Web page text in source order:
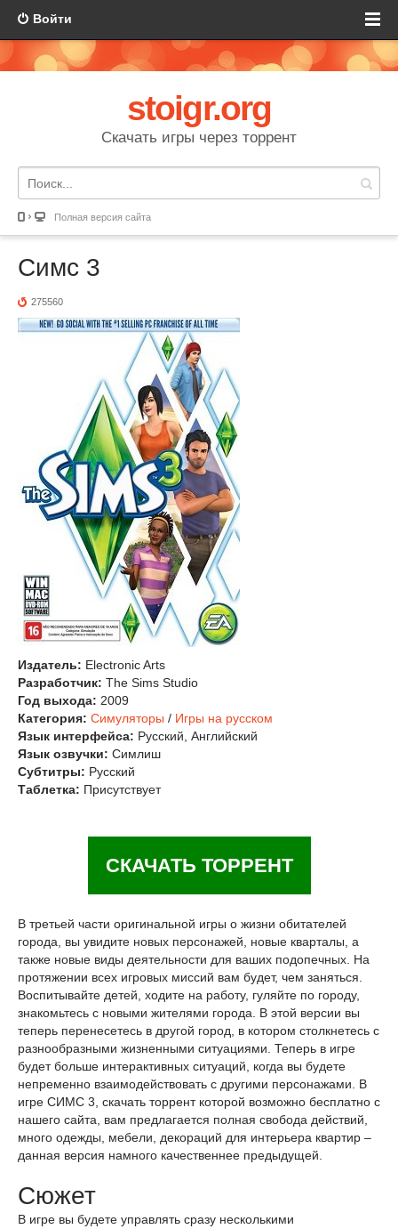
Войти
stoigr.org
Скачать игры через торрент
Полная версия сайта
Симс 3
275560
Издатель: Electronic Arts
Разработчик: The Sims Studio
Год выхода: 2009
Категория: Симуляторы / Игры на русском
Язык интерфейса: Русский, Английский
Язык озвучки: Симлиш
Субтитры: Русский
Таблетка: Присутствует
СКАЧАТЬ ТОРРЕНТ
В третьей части оригинальной игры о жизни обитателей
города, вы увидите новых персонажей, новые кварталы, а
также новые виды деятельности для ваших подопечных. На
протяжении всех игровых миссий вам будет, чем заняться.
Воспитывайте детей, ходите на работу, гуляйте по городу,
знакомьтесь с новыми жителями города. В этой версии вы
теперь перенесетесь в другой город, в котором столкнетесь с
разнообразными жизненными ситуациями. Теперь в игре
будет больше интерактивных ситуаций, когда вы будете
непременно взаимодействовать с другими персонажами. В
игре СИМС 3, скачать торрент которой возможно бесплатно с
нашего сайта, вам предлагается полная свобода действий,
много одежды, мебели, декораций для интерьера квартир –
данная версия намного качественнее предыдущей.
Сюжет
В игре вы будете управлять сразу несколькими